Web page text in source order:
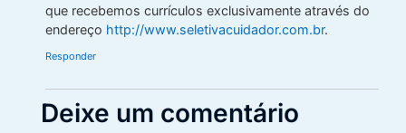
que recebemos currículos exclusivamente através do
endereço http://www.seletivacuidador.com.br.
Responder
Deixe um comentário